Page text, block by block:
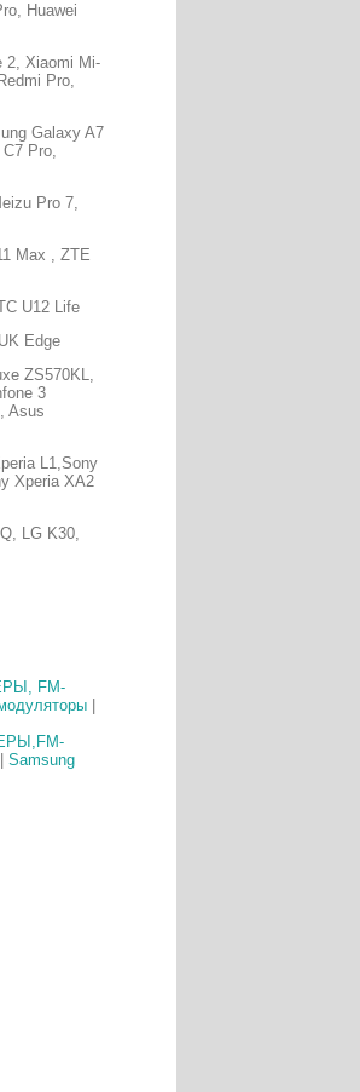
Huawei
2, Xiaomi Mi-
Pro,
Galaxy A7
Pro,
Pro 7,
Max , ZTE
U12 Life
Edge
ZS570KL,
3
Asus
L1,Sony
Xperia XA2
LG K30,
FM-
Samsung